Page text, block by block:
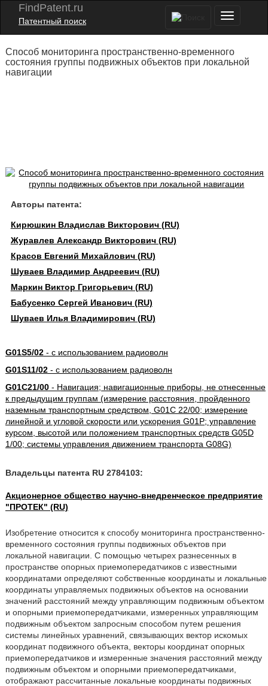
FindPatent.ru
Патентный поиск
Способ мониторинга пространственно-временного
состояния группы подвижных объектов при локальной
навигации
Авторы патента:
Кирюшкин Владислав Викторович (RU)
Журавлев Александр Викторович (RU)
Красов Евгений Михайлович (RU)
Шуваев Владимир Андреевич (RU)
Маркин Виктор Григорьевич (RU)
Бабусенко Сергей Иванович (RU)
Шуваев Илья Владимирович (RU)
G01S5/02- с использованием радиоволн
G01S11/02- с использованием радиоволн
G01C21/00- Навигация; навигационные приборы, не отнесенные
к предыдущим группам (измерение расстояния, пройденного
наземным транспортным средством, G01C 22/00; измерение
линейной и угловой скорости или ускорения G01P; управление
курсом, высотой или положением транспортных средств G05D
1/00; системы управления движением транспорта G08G)
Владельцы патента RU 2784103:
Акционерное общество научно-внедренческое предприятие
"ПРОТЕК" (RU)
Изобретение относится к способу мониторинга пространственно-
временного состояния группы подвижных объектов при
локальной навигации. С помощью четырех разнесенных в
пространстве опорных приемопередатчиков с известными
координатами определяют собственные координаты и локальные
координаты управляемых подвижных объектов на основании
значений расстояний между управляющим подвижным объектом
и опорными приемопередатчиками, измеренных управляющим
подвижным объектом запросным способом путем решения
системы линейных уравнений, связывающих вектор искомых
координат подвижного объекта, векторы координат опорных
приемопередатчиков и измеренные значения расстояний между
подвижным объектом и опорными приемопередатчиками,
отображают рассчитанные локальные координаты подвижных